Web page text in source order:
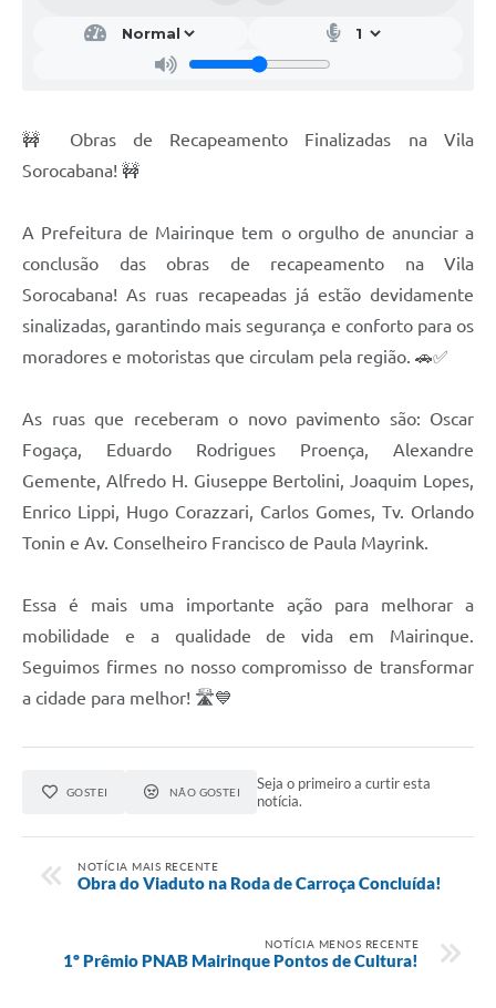
🚧 Obras de Recapeamento Finalizadas na Vila
Sorocabana! 🚧
A Prefeitura de Mairinque tem o orgulho de anunciar a
conclusão das obras de recapeamento na Vila
Sorocabana! As ruas recapeadas já estão devidamente
sinalizadas, garantindo mais segurança e conforto para os
moradores e motoristas que circulam pela região. 🚗✅
As ruas que receberam o novo pavimento são: Oscar
Fogaça, Eduardo Rodrigues Proença, Alexandre
Gemente, Alfredo H. Giuseppe Bertolini, Joaquim Lopes,
Enrico Lippi, Hugo Corazzari, Carlos Gomes, Tv. Orlando
Tonin e Av. Conselheiro Francisco de Paula Mayrink.
Essa é mais uma importante ação para melhorar a
mobilidade e a qualidade de vida em Mairinque.
Seguimos firmes no nosso compromisso de transformar
a cidade para melhor! 🛣️💙
GOSTEI NÃO GOSTEI
Seja o primeiro a curtir esta
notícia.
NOTÍCIA MAIS RECENTE
Obra do Viaduto na Roda de Carroça Concluída!
NOTÍCIA MENOS RECENTE
1º Prêmio PNAB Mairinque Pontos de Cultura!